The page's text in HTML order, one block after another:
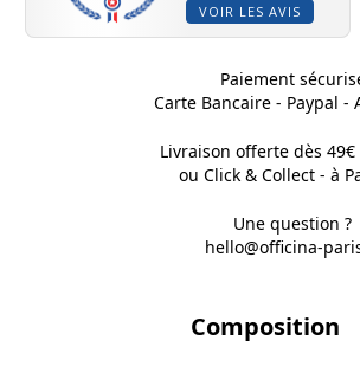
VOIR LES AVIS
Paiement
Carte Bancaire - Paypal -
Livraison offerte dès 49€
ou Click & Collect - à
Une question ?
hello@officina-
Composition